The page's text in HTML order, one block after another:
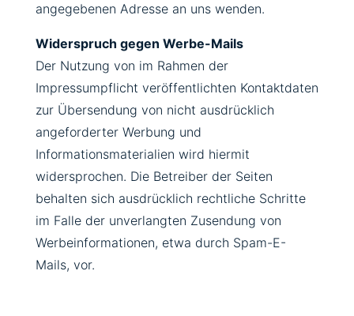
angegebenen Adresse an uns wenden.
Widerspruch gegen Werbe-Mails
Der Nutzung von im Rahmen der
Impressumpflicht veröffentlichten Kontaktdaten
zur Übersendung von nicht ausdrücklich
angeforderter Werbung und
Informationsmaterialien wird hiermit
widersprochen. Die Betreiber der Seiten
behalten sich ausdrücklich rechtliche Schritte
im Falle der unverlangten Zusendung von
Werbeinformationen, etwa durch Spam-E-
Mails, vor.